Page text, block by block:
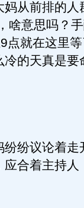
从前排的人
啥意思吗？
点就在这里
的天真是要
纷议论着走
合着主持人